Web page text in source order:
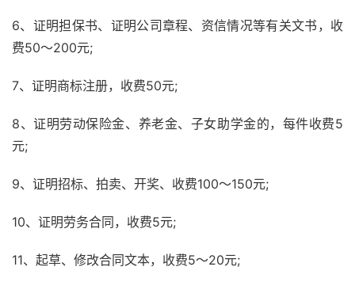
6、证明担保书、证明公司章程、资信情况等有关文书，收
费50～200元;
7、证明商标注册，收费50元;
8、证明劳动保险金、养老金、子女助学金的，每件收费5
元;
9、证明招标、拍卖、开奖、收费100～150元;
10、证明劳务合同，收费5元;
11、起草、修改合同文本，收费5～20元;